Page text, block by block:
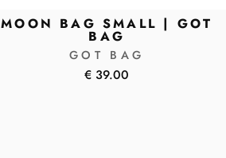
MOON BAG SMALL | GOT
BAG
GOT BAG
€ 39.00